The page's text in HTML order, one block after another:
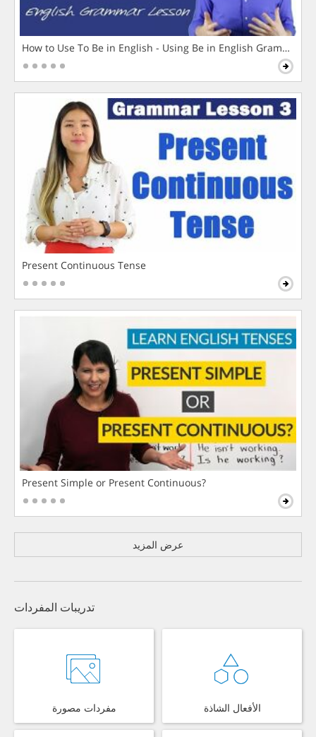
How to Use To Be in English - Using Be in English Grammar
Present Continuous Tense
Present Simple or Present Continuous?
عرض المزيد
تدريبات المفردات
مفردات مصورة الأفعال الشاذة